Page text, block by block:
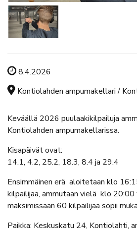
Tapahtuman ajankohta
8.4.2026
Tapahtuman sijainti
Kontiolahden ampumakellari /
Keväällä 2026 puulaakikilpailuja
Kontiolahden ampumakellarissa.
Kisapäivät ovat:
14.1, 4.2, 25.2, 18.3, 8.4 ja 29.4
Ensimmäinen erä aloitetaan klo
kilpailijaa, ammutaan vielä klo 20:00
maksimissaan 60 kilpailijaa sopii
Paikka: Keskuskatu 24, Kontiolahti,